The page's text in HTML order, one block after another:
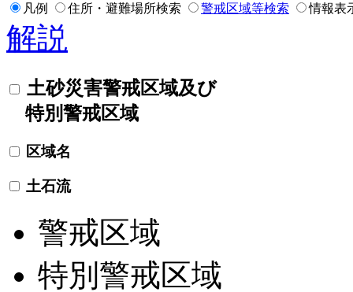
凡例 住所・避難場所検索 警戒区域等検索 情報表
解説
土砂災害警戒区域及び
特別警戒区域
区域名
土石流
警戒区域
特別警戒区域